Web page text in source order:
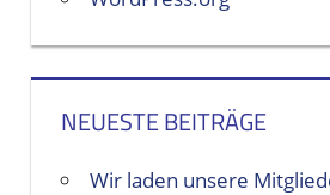
NEUESTE BEITRÄGE
Wir laden unsere